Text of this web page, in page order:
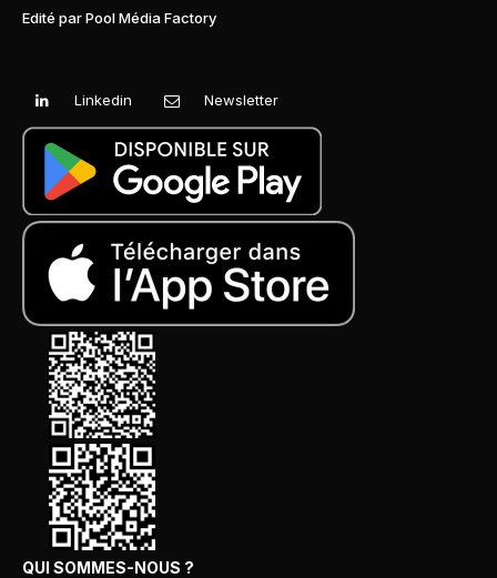
Edité par Pool Média Factory
Linkedin Newsletter
QUI SOMMES-NOUS ?